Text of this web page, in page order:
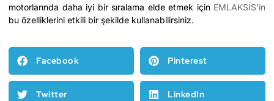
motorlarında daha iyi bir sıralama elde etmek için EMLAKSİS’in
bu özelliklerini etkili bir şekilde kullanabilirsiniz.
Facebook Pinterest
Twitter LinkedIn